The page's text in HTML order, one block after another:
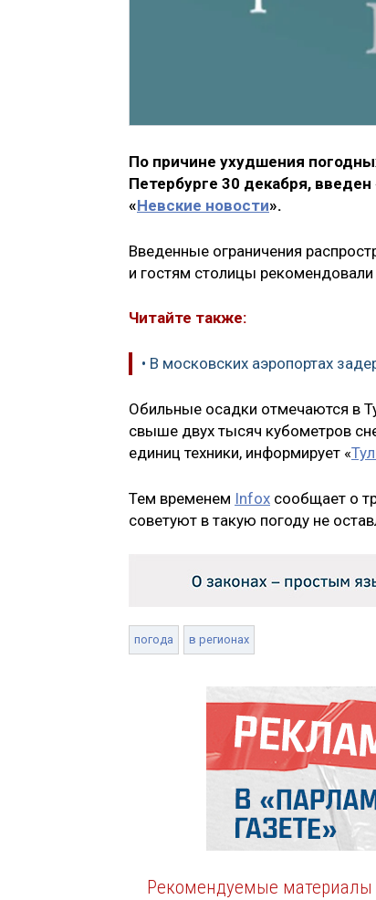
По причине ухудшения
Петербурге 30 декабря,
«Невские новости».
Введенные ограничения
и гостям столицы
Читайте также:
• В московских аэропортах
Обильные осадки отмечаются в
свыше двух тысяч кубометров
единиц техники, информирует «
Тем временем Infox сообщает о
советуют в такую погоду не
погода в регионах
Рекомендуемые материалы